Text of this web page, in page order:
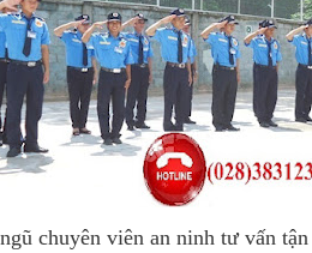
chuyên viên an ninh tư vấn